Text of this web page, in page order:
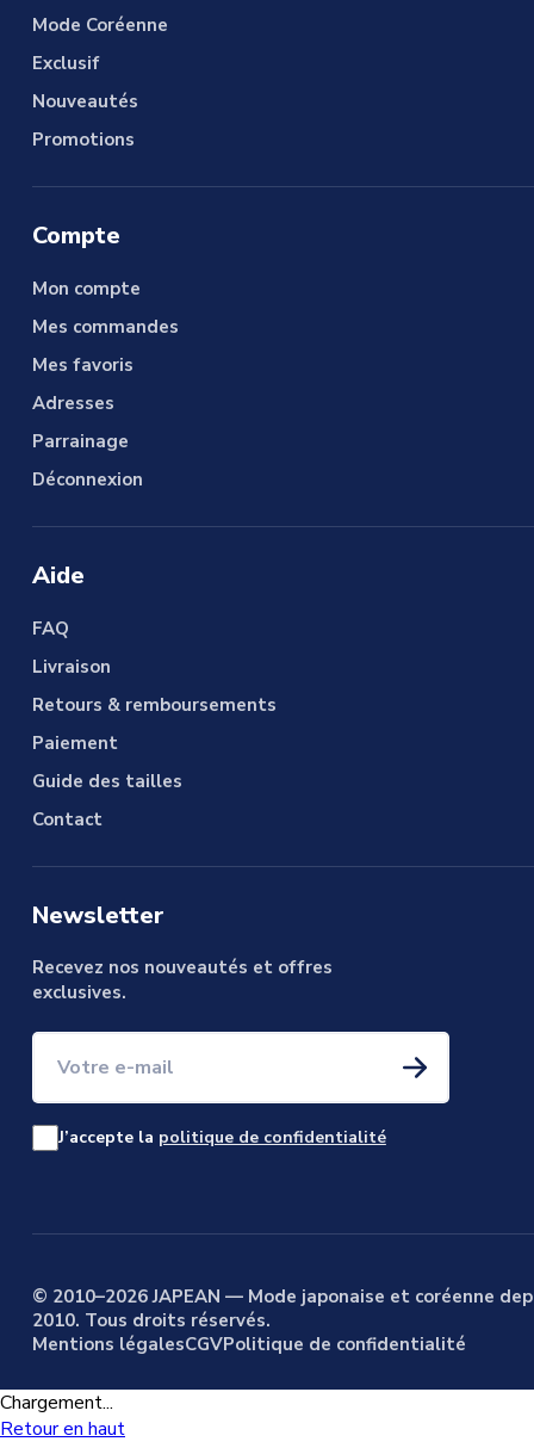
Mode Coréenne
Exclusif
Nouveautés
Promotions
Compte
Mon compte
Mes commandes
Mes favoris
Adresses
Parrainage
Déconnexion
Aide
FAQ
Livraison
Retours & remboursements
Paiement
Guide des tailles
Contact
Newsletter
Recevez nos nouveautés et offres
exclusives.
Votre e-mail
J’accepte la politique de confidentialité
© 2010–2026 JAPEAN — Mode japonaise et coréenne
2010. Tous droits réservés.
Mentions légalesCGVPolitique de confidentialité
Chargement...
Retour en haut